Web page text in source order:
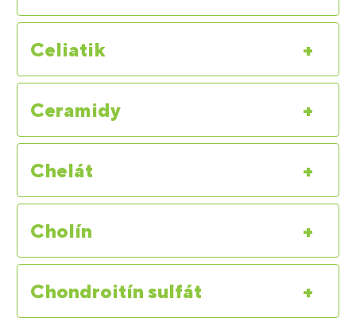
+
Celiatik
+
Ceramidy
+
Chelát
+
Cholín
+
Chondroitín sulfát